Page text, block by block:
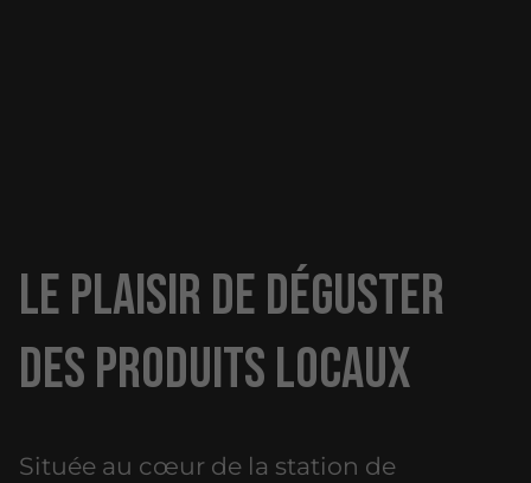
Le plaisir de déguster
des produits locaux
Située au cœur de la station de